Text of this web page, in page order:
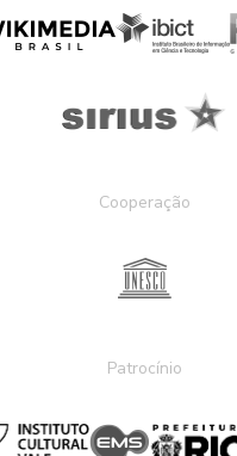
Cooperação
Patrocínio